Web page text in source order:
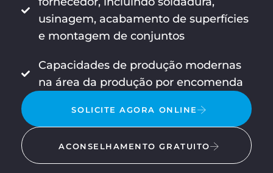
usinagem, acabamento de superfícies
e montagem de conjuntos
Capacidades de produção modernas
na área da produção por encomenda
SOLICITE AGORA ONLINE
ACONSELHAMENTO GRATUITO